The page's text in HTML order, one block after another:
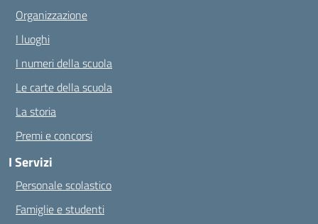
Organizzazione
I luoghi
I numeri della scuola
Le carte della scuola
La storia
Premi e concorsi
I Servizi
Personale scolastico
Famiglie e studenti